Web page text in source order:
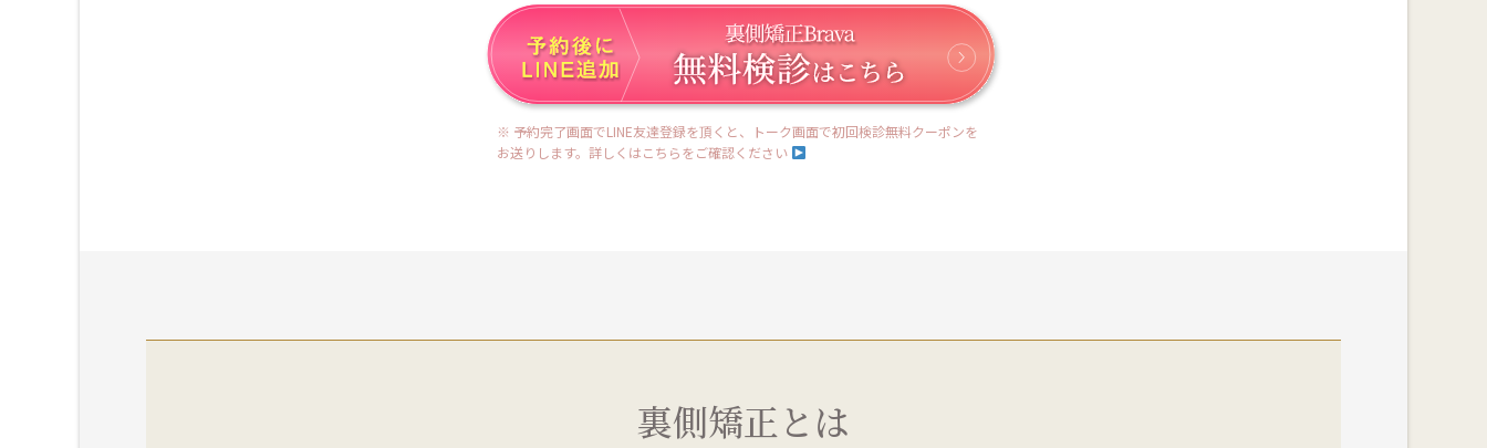
※ 予約完了画面でLINE友達登録を頂くと、トーク画面で初回検診無料クーポンを
お送りします。詳しくはこちらをご確認ください
裏側矯正とは